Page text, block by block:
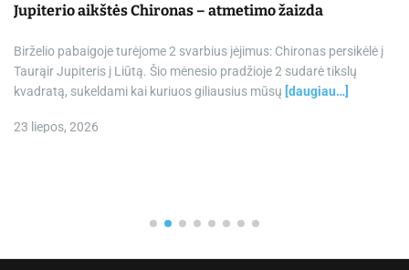
Jupiterio aikštės Chironas – atmetimo žaizda
Birželio pabaigoje turėjome 2 svarbius įėjimus: Chironas persikėlė į
Taurąir Jupiteris į Liūtą. Šio mėnesio pradžioje 2 sudarė tikslų
kvadratą, sukeldami kai kuriuos giliausius mūsų [daugiau…]
23 liepos, 2026